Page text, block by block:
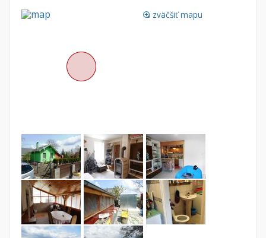
Stavebné pozemky
Bývanie a rekreácia
Poľnohospodárske pozemky
Administratívne, obchodné
Skladové, výrobné
Rekreačné, reštauračné
Garáž, garážové státie
Ponuka RK
Len s fotkou
Novostavba
searchHľadaj
loupe zväčšiť mapu